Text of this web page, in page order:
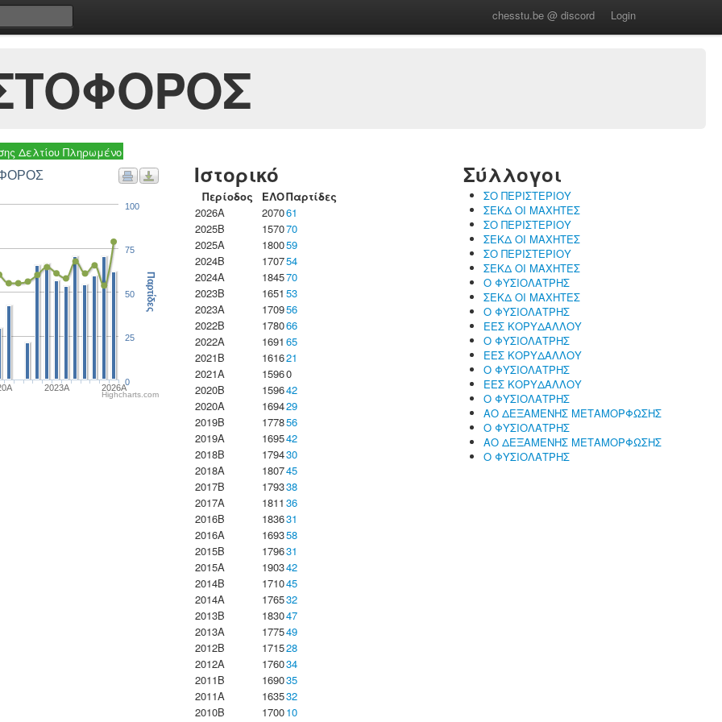
chesstu.be @ discord Login
Δελτίου Πληρωμένο
2023Α 2026A
0
25
50
75
100
Παρτίδες
Highcharts.com
Ιστορικό
Περίοδος ΕΛΟΠαρτίδες
2026A
207061
2025B
157070
2025A
180059
2024B
170754
2024A
184570
2023B
1651 53
2023Α
170956
2022B
178066
2022A
1691 65
2021B
161621
2021A
15960
2020B
159642
2020A
169429
2019B
177856
2019A
169542
2018B
179430
2018A
180745
2017B
179338
2017A
1811 36
2016B
183631
2016A
169358
2015B
179631
2015A
190342
2014B
171045
2014A
176532
2013B
183047
2013A
177549
2012B
171528
2012A
176034
2011B
169035
2011A
163532
2010B
170010
Σύλλογοι
ΣΟ ΠΕΡΙΣΤΕΡΙΟΥ
ΣΕΚΔ ΟΙ ΜΑΧΗΤΕΣ
ΣΟ ΠΕΡΙΣΤΕΡΙΟΥ
ΣΕΚΔ ΟΙ ΜΑΧΗΤΕΣ
ΣΟ ΠΕΡΙΣΤΕΡΙΟΥ
ΣΕΚΔ ΟΙ ΜΑΧΗΤΕΣ
Ο ΦΥΣΙΟΛΑΤΡΗΣ
ΣΕΚΔ ΟΙ ΜΑΧΗΤΕΣ
Ο ΦΥΣΙΟΛΑΤΡΗΣ
ΕΕΣ ΚΟΡΥΔΑΛΛΟΥ
Ο ΦΥΣΙΟΛΑΤΡΗΣ
ΕΕΣ ΚΟΡΥΔΑΛΛΟΥ
Ο ΦΥΣΙΟΛΑΤΡΗΣ
ΕΕΣ ΚΟΡΥΔΑΛΛΟΥ
Ο ΦΥΣΙΟΛΑΤΡΗΣ
ΑΟ ΔΕΞΑΜΕΝΗΣ ΜΕΤΑΜΟΡΦΩΣΗΣ
Ο ΦΥΣΙΟΛΑΤΡΗΣ
ΑΟ ΔΕΞΑΜΕΝΗΣ ΜΕΤΑΜΟΡΦΩΣΗΣ
Ο ΦΥΣΙΟΛΑΤΡΗΣ